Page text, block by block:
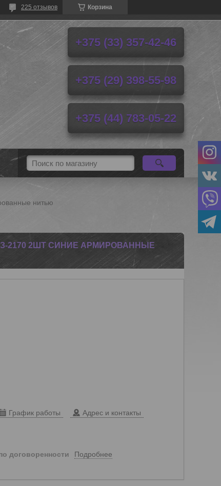
Корзина
225 отзывов
+375 (33) 357-42-46
+375 (29) 398-55-98
+375 (44) 783-05-22
нитью
2170 2ШТ СИНИЕ АРМИРОВАННЫЕ
График работы Адрес и контакты
договоренности Подробнее